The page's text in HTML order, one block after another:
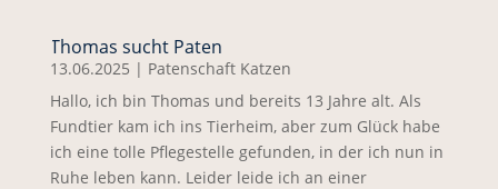
Thomas sucht Paten
13.06.2025 | Patenschaft Katzen
Hallo, ich bin Thomas und bereits 13 Jahre alt. Als
Fundtier kam ich ins Tierheim, aber zum Glück habe
ich eine tolle Pflegestelle gefunden, in der ich nun in
Ruhe leben kann. Leider leide ich an einer